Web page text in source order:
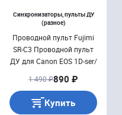
Синхронизаторы, пульты ДУ
(разное)
Проводной пульт Fujimi
SR-C3 Проводной пульт
ДУ для Canon EOS 1D-ser/
1 490 ₽890 ₽
Купить